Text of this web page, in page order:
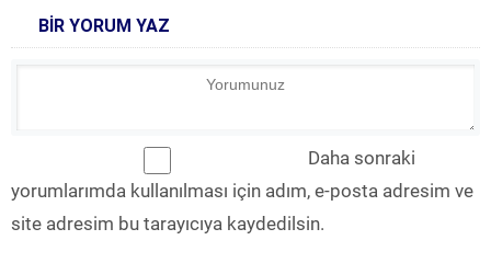
BİR YORUM YAZ
Daha sonraki
yorumlarımda kullanılması için adım, e-posta adresim ve
site adresim bu tarayıcıya kaydedilsin.